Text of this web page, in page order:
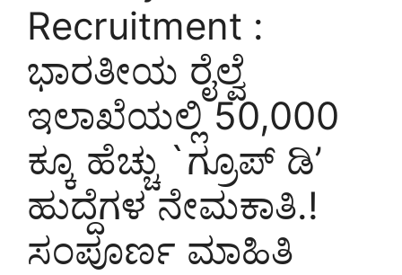
Recruitment :
ಭಾರತೀಯ ರೈಲ್ವೆ
ಇಲಾಖೆಯಲ್ಲಿ 50,000
ಕ್ಕೂ ಹೆಚ್ಚು `ಗ್ರೂಪ್ ಡಿ’
ಹುದ್ದೆಗಳ ನೇಮಕಾತಿ.!
ಸಂಪೂರ್ಣ ಮಾಹಿತಿ